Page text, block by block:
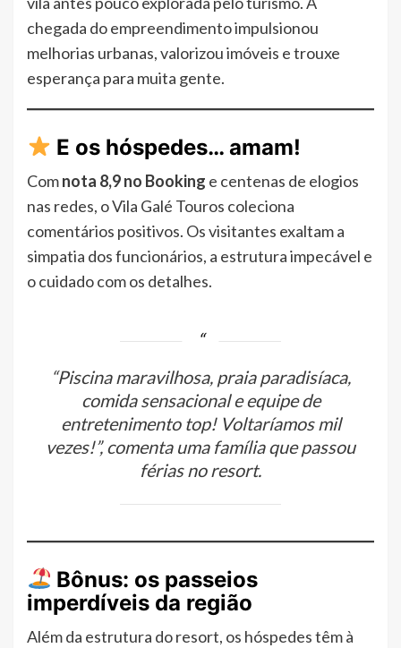
chegada do empreendimento impulsionou
melhorias urbanas, valorizou imóveis e trouxe
esperança para muita gente.
E os hóspedes… amam!
Comnota 8,9 no Booking e centenas de elogios
nas redes, o Vila Galé Touros coleciona
comentários positivos. Os visitantes exaltam a
simpatia dos funcionários, a estrutura impecável e
o cuidado com os detalhes.
“Piscina maravilhosa, praia paradisíaca,
comida sensacional e equipe de
entretenimento top! Voltaríamos mil
vezes!”, comenta uma família que passou
férias no resort.
Bônus: os passeios
imperdíveis da região
Além da estrutura do resort, os hóspedes têm à